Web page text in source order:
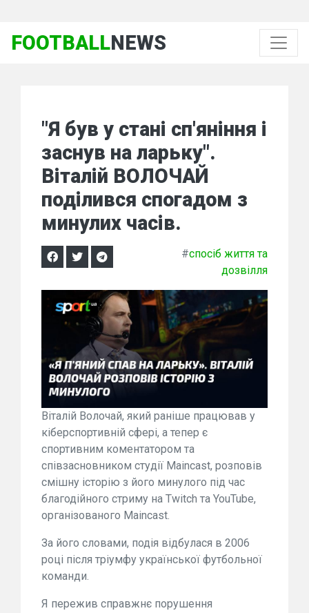
FOOTBALLNEWS
"Я був у стані сп'яніння і
заснув на ларьку".
Віталій ВОЛОЧАЙ
поділився спогадом з
минулих часів.
#спосіб життя та
дозвілля
Віталій Волочай, який раніше працював у
кіберспортивній сфері, а тепер є
спортивним коментатором та
співзасновником студії Maincast, розповів
смішну історію з його минулого під час
благодійного стриму на Twitch та YouTube,
організованого Maincast.
За його словами, подія відбулася в 2006
році після тріумфу української футбольної
команди.
Я пережив справжнє порушення